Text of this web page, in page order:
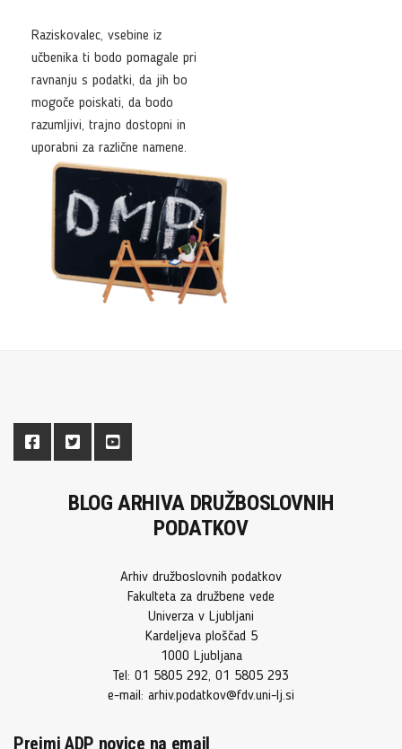
Raziskovalec, vsebine iz
učbenika ti bodo pomagale pri
ravnanju s podatki, da jih bo
mogoče poiskati, da bodo
razumljivi, trajno dostopni in
uporabni za različne namene.
BLOG ARHIVA DRUŽBOSLOVNIH
PODATKOV
Arhiv družboslovnih podatkov
Fakulteta za družbene vede
Univerza v Ljubljani
Kardeljeva ploščad 5
1000 Ljubljana
Tel: 01 5805 292, 01 5805 293
e-mail: arhiv.podatkov@fdv.uni-lj.si
Prejmi ADP novice na email